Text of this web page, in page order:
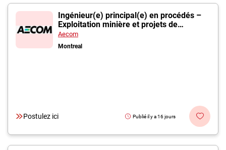
Ingénieur(e) principal(e) en procédés –
Exploitation minière et projets de
maintien des actifs
Aecom
Montreal
Postulez ici Publié il y a 16 jours